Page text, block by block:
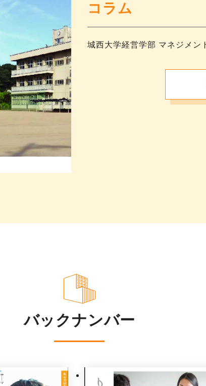
コラム
城西大学経営学部 マネジメ
バックナンバー